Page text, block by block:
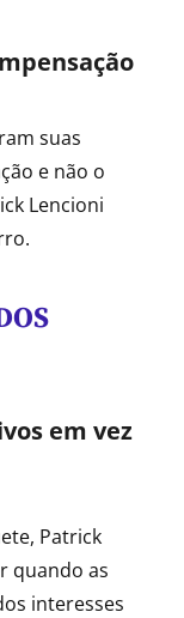
suas
e não o
Lencioni
em vez
Patrick
quando as
interesses